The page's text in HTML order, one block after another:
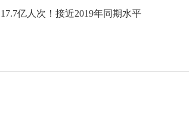
亿人次！接近2019年同期水平